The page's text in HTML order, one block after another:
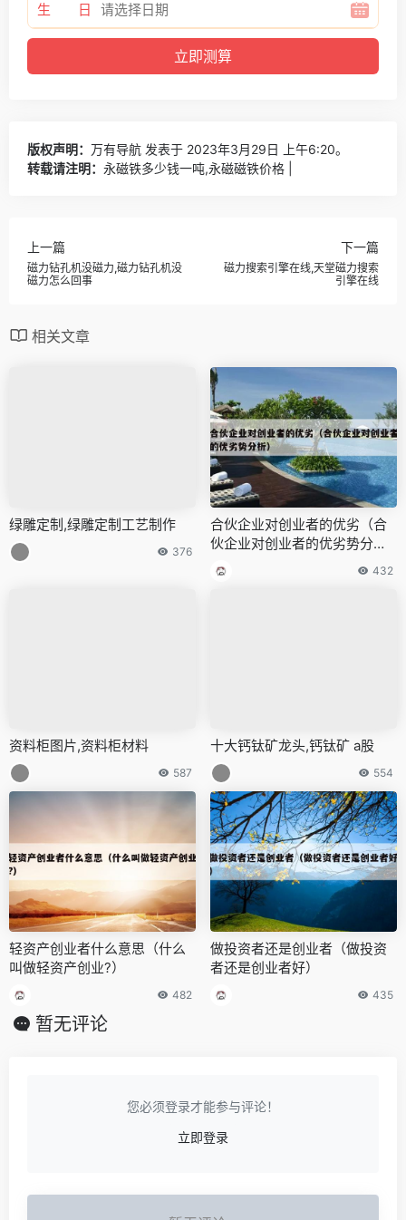
生 日
版权声明： 万有导航 发表于 2023年3月29日 上午6:20。
转载请注明： 永磁铁多少钱一吨,永磁磁铁价格 |
上一篇
磁力钻孔机没磁力,磁力钻孔机没
磁力怎么回事
下一篇
磁力搜索引擎在线,天堂磁力搜索
引擎在线
相关文章
绿雕定制,绿雕定制工艺制作
376
合伙企业对创业者的优劣（合
伙企业对创业者的优劣势分
432
资料柜图片,资料柜材料
587
十大钙钛矿龙头,钙钛矿 a股
554
轻资产创业者什么意思（什么
叫做轻资产创业?）
482
做投资者还是创业者（做投资
者还是创业者好）
435
暂无评论
您必须登录才能参与评论！
立即登录